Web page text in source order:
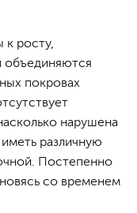
к росту,
объединяются
покровах
нарушена
различную
Постепенно
со временем